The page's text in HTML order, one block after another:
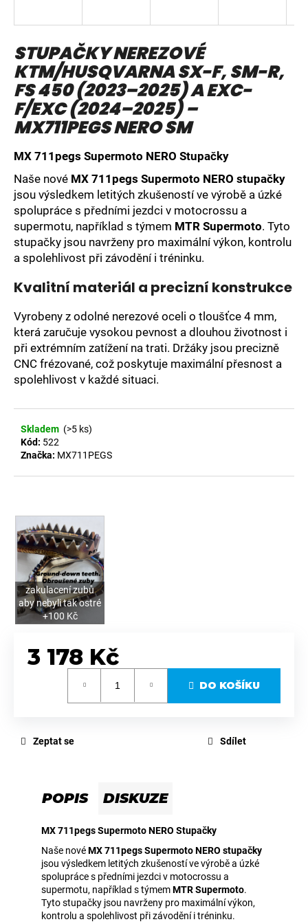
STUPAČKY NEREZOVÉ
KTM/HUSQVARNA SX-F, SM-R,
FS 450 (2023–2025) A EXC-
F/EXC (2024–2025) –
MX711PEGS NERO SM
MX 711pegs Supermoto NERO Stupačky
Naše nové MX 711pegs Supermoto NERO stupačky
jsou výsledkem letitých zkušeností ve výrobě a úzké
spolupráce s předními jezdci v motocrossu a
supermotu, například s týmem MTR Supermoto. Tyto
stupačky jsou navrženy pro maximální výkon, kontrolu
a spolehlivost při závodění i tréninku.
Kvalitní materiál a precizní konstrukce
Vyrobeny z odolné nerezové oceli o tloušťce 4 mm,
která zaručuje vysokou pevnost a dlouhou životnost i
při extrémním zatížení na trati. Držáky jsou precizně
CNC frézované, což poskytuje maximální přesnost a
spolehlivost v každé situaci.
Skladem (>5 ks)
Kód: 522
Značka: MX711PEGS
zakulacení zubů
aby nebyli tak ostré
+100 Kč
3 178 Kč
DO KOŠÍKU
Zeptat se Sdílet
POPIS DISKUZE
MX 711pegs Supermoto NERO Stupačky
Naše novéMX 711pegs Supermoto NERO stupačky
jsou výsledkem letitých zkušeností ve výrobě a úzké
spolupráce s předními jezdci v motocrossu a
supermotu, například s týmemMTR Supermoto.
Tyto stupačky jsou navrženy pro maximální výkon,
kontrolu a spolehlivost při závodění i tréninku.
í
t
?
HLEDAT
D
o
p
o
r
u
č
u
j
e
m
e
KYVNÁ
VYDLICE
STŘÍBRNÁ
DUCATI
DESMO
725
Kč